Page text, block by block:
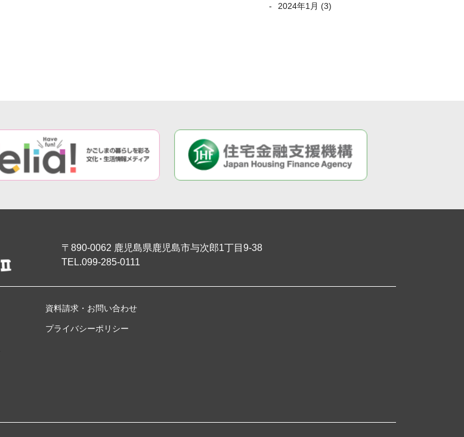
2024年1月 (3)
〒890-0062 鹿児島県鹿児島市与次郎1丁目9-38
TEL.099-285-0111
資料請求・お問い合わせ
プライバシーポリシー